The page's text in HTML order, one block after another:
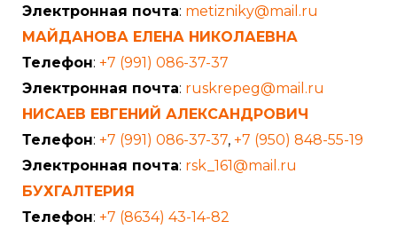
Электронная почта: metizniky@mail.ru
МАЙДАНОВА ЕЛЕНА НИКОЛАЕВНА
Телефон: +7 (991) 086-37-37
Электронная почта: ruskrepeg@mail.ru
НИСАЕВ ЕВГЕНИЙ АЛЕКСАНДРОВИЧ
Телефон: +7 (991) 086-37-37, +7 (950) 848-55-19
Электронная почта: rsk_161@mail.ru
БУХГАЛТЕРИЯ
Телефон: +7 (8634) 43-14-82